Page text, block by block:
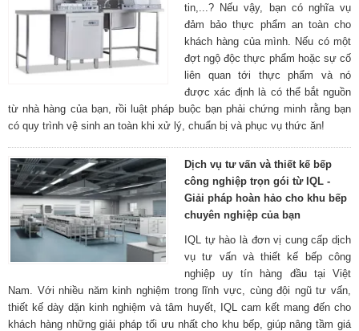
tin,...? Nếu vậy, bạn có nghĩa vụ
đảm bảo thực phẩm an toàn cho
khách hàng của mình. Nếu có một
đợt ngộ độc thực phẩm hoặc sự cố
liên quan tới thực phẩm và nó
được xác định là có thể bắt nguồn
từ nhà hàng của bạn, rồi luật pháp buộc bạn phải chứng minh rằng bạn
có quy trình vệ sinh an toàn khi xử lý, chuẩn bị và phục vụ thức ăn!
Dịch vụ tư vấn và thiết kế bếp
công nghiệp trọn gói từ IQL -
Giải pháp hoàn hảo cho khu bếp
chuyên nghiệp của bạn
IQL tự hào là đơn vị cung cấp dịch
vụ tư vấn và thiết kế bếp công
nghiệp uy tín hàng đầu tại Việt
Nam. Với nhiều năm kinh nghiệm trong lĩnh vực, cùng đội ngũ tư vấn,
thiết kế dày dặn kinh nghiệm và tâm huyết, IQL cam kết mang đến cho
khách hàng những giải pháp tối ưu nhất cho khu bếp, giúp nâng tầm giá